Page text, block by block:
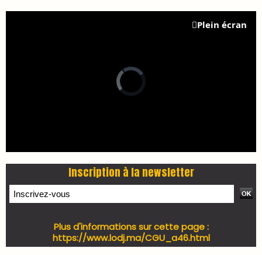
Plein écran
Inscription à la newsletter
Plus d'informations sur cette page :
https://www.lodj.ma/CGU_a46.html